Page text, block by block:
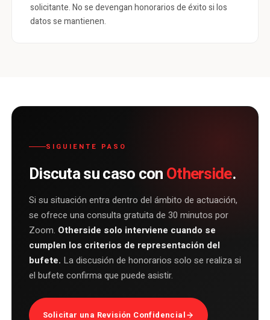
solicitante. No se devengan honorarios de éxito si los
datos se mantienen.
SIGUIENTE PASO
Discuta su caso con Otherside.
Si su situación entra dentro del ámbito de actuación,
se ofrece una consulta gratuita de 30 minutos por
Zoom. Otherside solo interviene cuando se
cumplen los criterios de representación del
bufete. La discusión de honorarios solo se realiza si
el bufete confirma que puede asistir.
Solicitar una Revisión Confidencial